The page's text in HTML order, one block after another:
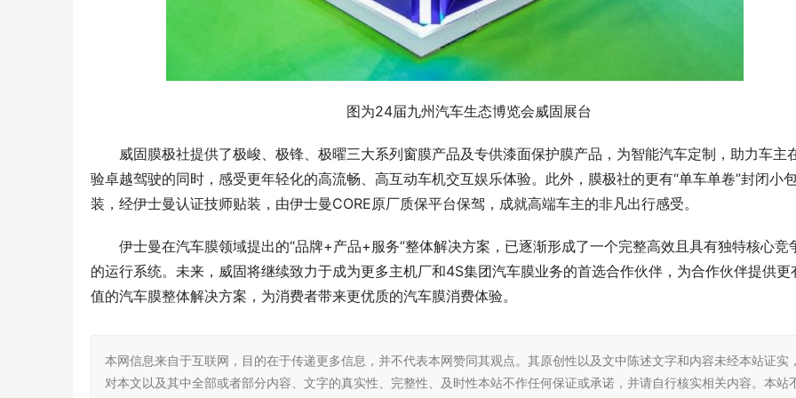
图为24届九州汽车生态博览会威固展台
威固膜极社提供了极峻、极锋、极曜三大系列窗膜产品及专供漆面保护膜产品，为智能汽车定制，助力车主
验卓越驾驶的同时，感受更年轻化的高流畅、高互动车机交互娱乐体验。此外，膜极社的更有“单车单卷”封闭小
装，经伊士曼认证技师贴装，由伊士曼CORE原厂质保平台保驾，成就高端车主的非凡出行感受。
伊士曼在汽车膜领域提出的“品牌+产品+服务”整体解决方案，已逐渐形成了一个完整高效且具有独特核心竞
的运行系统。未来，威固将继续致力于成为更多主机厂和4S集团汽车膜业务的首选合作伙伴，为合作伙伴提供更
值的汽车膜整体解决方案，为消费者带来更优质的汽车膜消费体验。
本网信息来自于互联网，目的在于传递更多信息，并不代表本网赞同其观点。其原创性以及文中陈述文字和内容未经本站证实，
对本文以及其中全部或者部分内容、文字的真实性、完整性、及时性本站不作任何保证或承诺，并请自行核实相关内容。本站